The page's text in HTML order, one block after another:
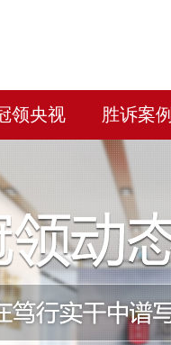
领央视 胜诉案例